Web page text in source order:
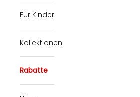
Für Kinder
Kollektionen
Rabatte